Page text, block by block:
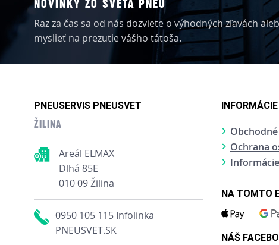
NOVINKY ZO SVETA PNEU
Raz za čas sa od nás dozviete o výhodných zľavách
myslieť na prezutie vášho tátoša.
PNEUSERVIS PNEUSVET
ŽILINA
Areál ELMAX
Dlhá 85E
010 09 Žilina
0950 105 115 Infolinka
PNEUSVET.SK
INFORMÁCIE
Ochrana
NA TOMTO
NÁŠ